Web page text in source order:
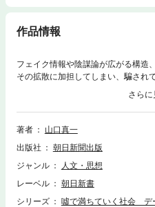
作品情報
フェイク情報や陰謀論が広がる構造
その拡散に加担してしまい、騙され
歪められたのかを最新の実例とデー
著者
山口真一
出版社
朝日新聞出版
ジャンル
人文・思想
レーベル
朝日新書
シリーズ
噓で満ちていく社会 デ